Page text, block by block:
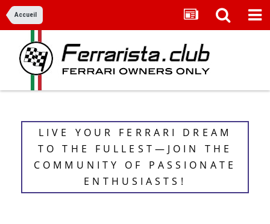
Accueil
LIVE YOUR FERRARI DREAM
TO THE FULLEST—JOIN THE
COMMUNITY OF PASSIONATE
ENTHUSIASTS!